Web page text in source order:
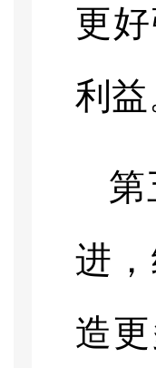
更
利益
第
进
造